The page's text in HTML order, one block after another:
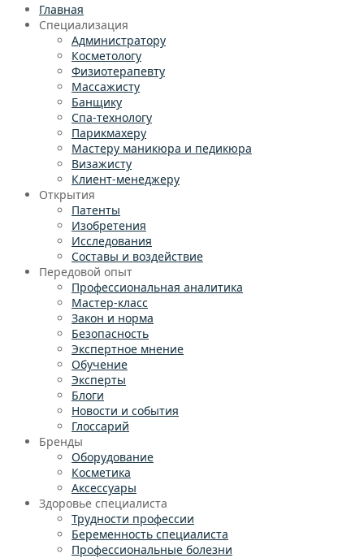
Главная
Специализация
Администратору
Косметологу
Физиотерапевту
Массажисту
Банщику
Спа-технологу
Парикмахеру
Мастеру маникюра и педикюра
Визажисту
Клиент-менеджеру
Открытия
Патенты
Изобретения
Исследования
Составы и воздействие
Передовой опыт
Профессиональная аналитика
Мастер-класс
Закон и норма
Безопасность
Экспертное мнение
Обучение
Эксперты
Блоги
Новости и события
Глоссарий
Бренды
Оборудование
Косметика
Аксессуары
Здоровье специалиста
Трудности профессии
Беременность специалиста
Профессиональные болезни